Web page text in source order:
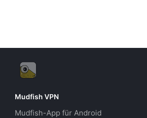
Mudfish VPN
Mudfish-App für Android